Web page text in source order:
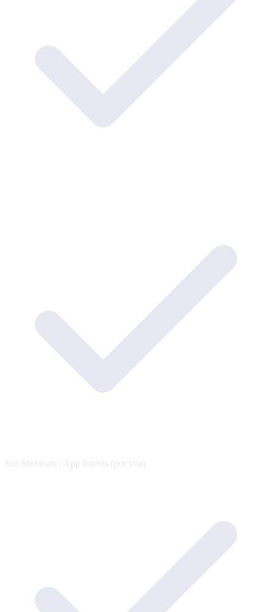
Siri Shortcuts / App Intents (por voz)